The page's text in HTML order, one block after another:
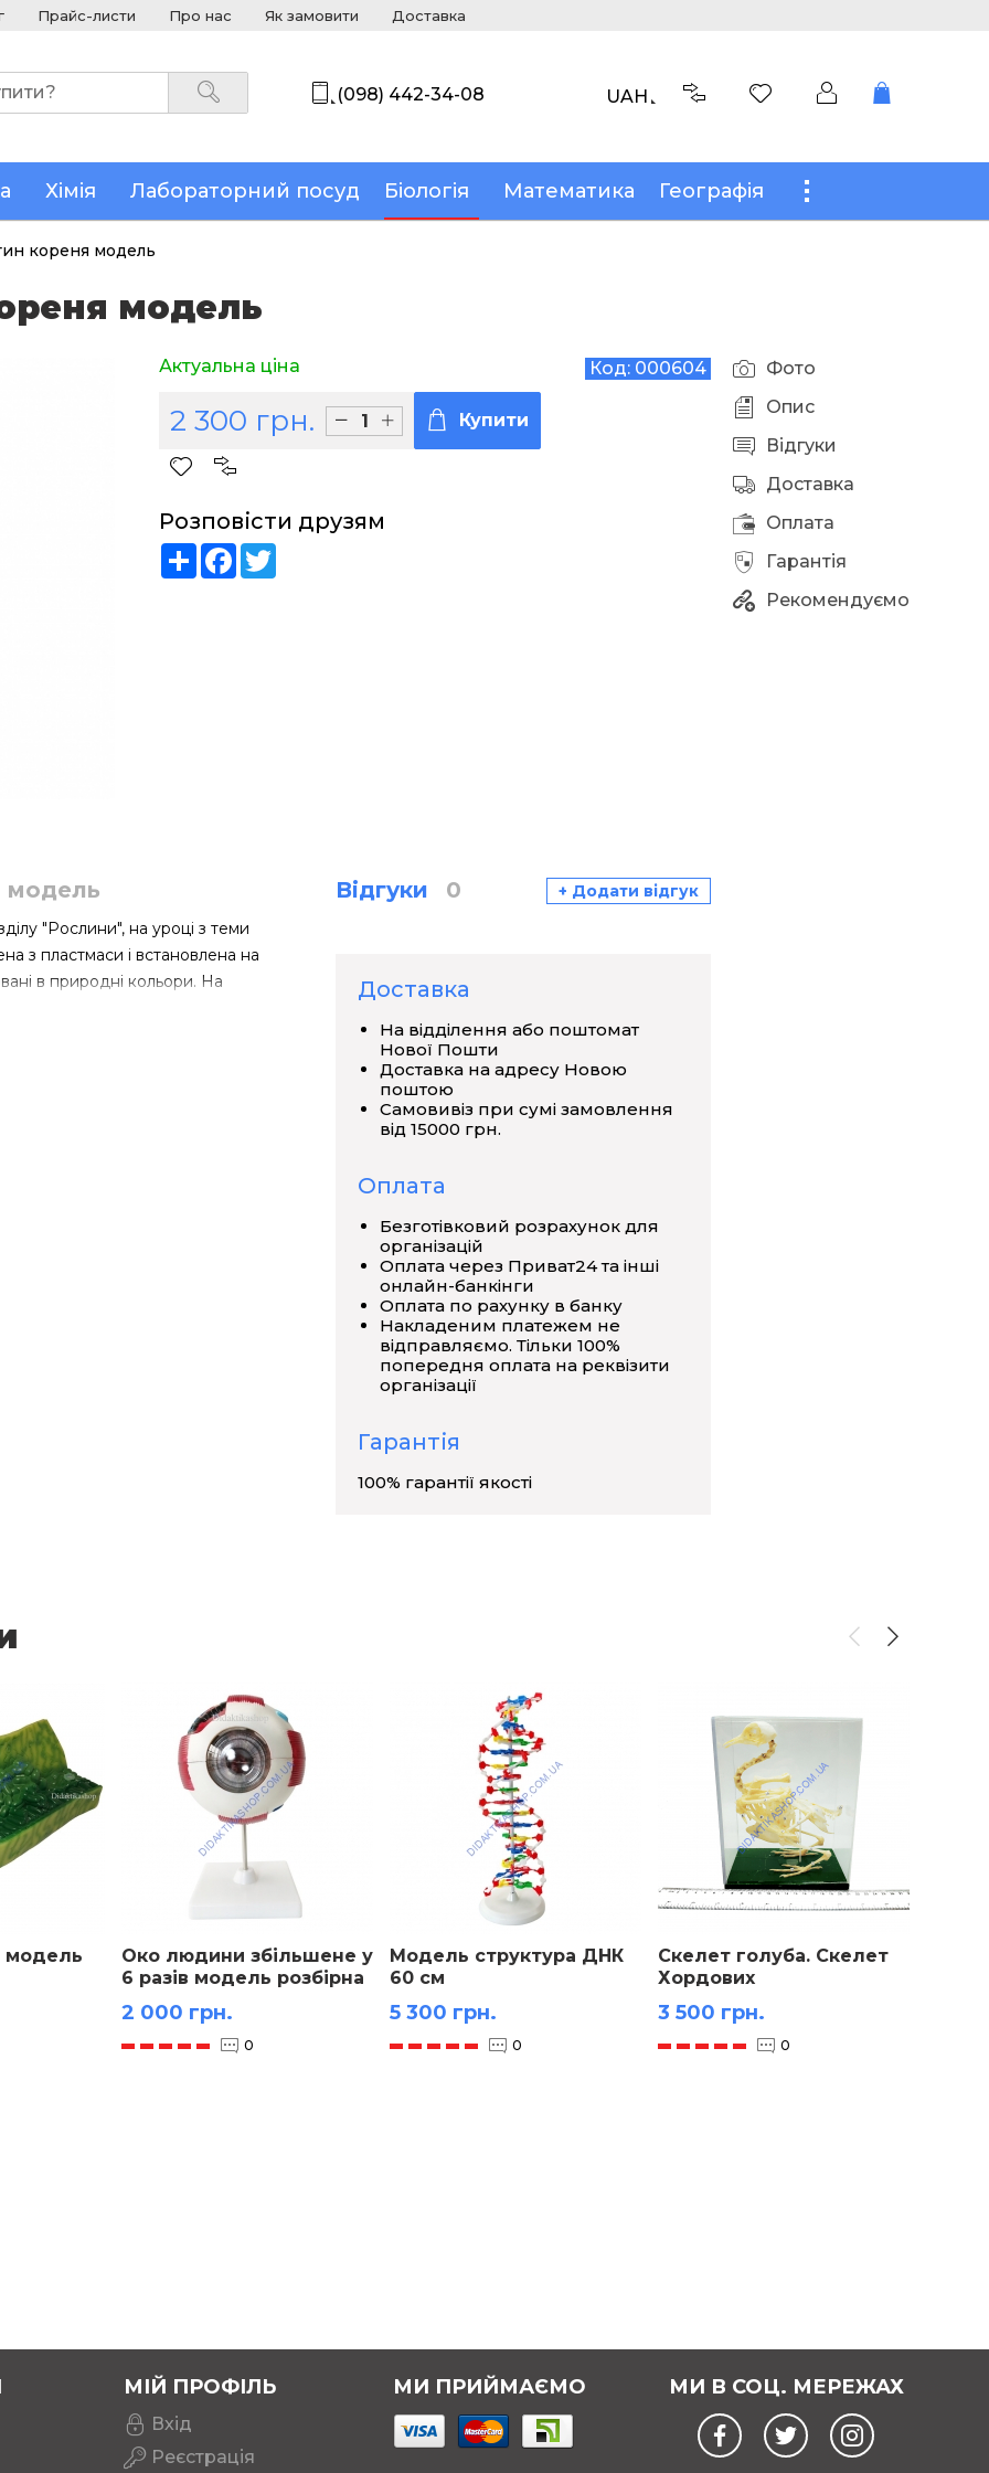
Прайс-листи Про нас Як замовити Доставка
(098) 442-34-08 UAH
Хімія Лабораторний посуд Біологія Математика Географія
кореня модель
модель
Фото
Опис
Відгуки
Доставка
Оплата
Гарантія
Рекомендуємо
Код: 000604
Актуальна ціна
2 300 грн. Купити
Розповісти друзям
ShareFacebook
модель
"Рослини", на уроці з теми
з пластмаси і встановлена на
в природні кольори. На
проведення, зона
Відгуки 0 + Додати відгук
Доставка
На відділення або поштомат
Нової Пошти
Доставка на адресу Новою
поштою
Самовивіз при сумі замовлення
від 15000 грн.
Оплата
Безготівковий розрахунок для
організацій
Оплата через Приват24 та інші
онлайн-банкінги
Оплата по рахунку в банку
Накладеним платежем не
відправляємо. Тільки 100%
попередня оплата на реквізити
організації
Гарантія
100% гарантії якості
модель
Око людини збільшене у
6 разів модель розбірна
2 000 грн.
0
Модель структура ДНК
60 см
5 300 грн.
0
Скелет голуба. Скелет
Хордових
3 500 грн.
0
МІЙ ПРОФІЛЬ
Вхід
Реєстрація
МИ ПРИЙМАЄМО МИ В СОЦ. МЕРЕЖАХ